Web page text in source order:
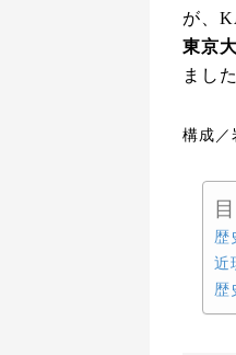
が、
東京
ました
構成
歴
近
歴